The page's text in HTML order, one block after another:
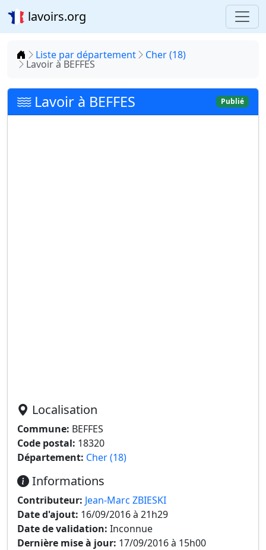
lavoirs.org
Accueil
Liste par département Cher (18)
Lavoir à BEFFES
Lavoir à BEFFES Publié
Localisation
Commune: BEFFES
Code postal: 18320
Département: Cher (18)
Informations
Contributeur: Jean-Marc ZBIESKI
Date d'ajout: 16/09/2016 à 21h29
Date de validation: Inconnue
Dernière mise à jour: 17/09/2016 à 15h00